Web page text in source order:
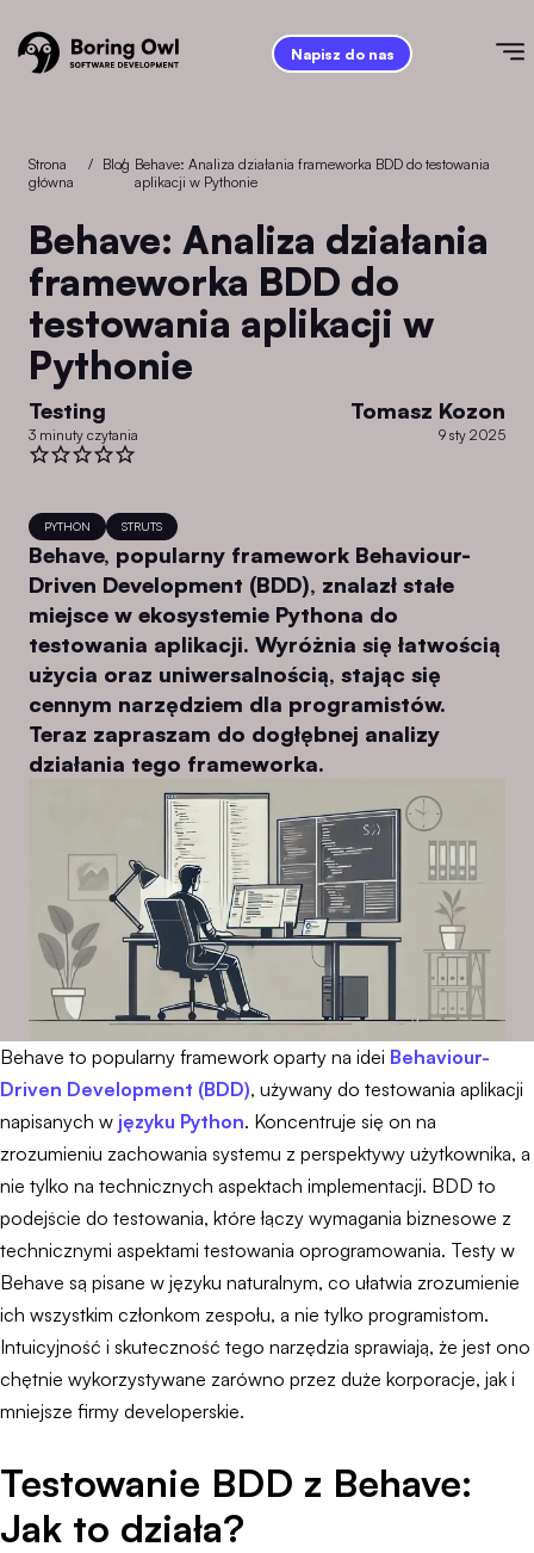
Napisz do nas
Strona
główna
/ Blog
/ Behave: Analiza działania frameworka BDD do testowania
aplikacji w Pythonie
Behave: Analiza działania
frameworka BDD do
testowania aplikacji w
Pythonie
Testing
3 minuty czytania
Tomasz Kozon
9 sty 2025
PYTHON STRUTS
Behave, popularny framework Behaviour-
Driven Development (BDD), znalazł stałe
miejsce w ekosystemie Pythona do
testowania aplikacji. Wyróżnia się łatwością
użycia oraz uniwersalnością, stając się
cennym narzędziem dla programistów.
Teraz zapraszam do dogłębnej analizy
działania tego frameworka.
Behave to popularny framework oparty na idei Behaviour-
Driven Development (BDD), używany do testowania aplikacji
napisanych w języku Python. Koncentruje się on na
zrozumieniu zachowania systemu z perspektywy użytkownika, a
nie tylko na technicznych aspektach implementacji. BDD to
podejście do testowania, które łączy wymagania biznesowe z
technicznymi aspektami testowania oprogramowania. Testy w
Behave są pisane w języku naturalnym, co ułatwia zrozumienie
ich wszystkim członkom zespołu, a nie tylko programistom.
Intuicyjność i skuteczność tego narzędzia sprawiają, że jest ono
chętnie wykorzystywane zarówno przez duże korporacje, jak i
mniejsze firmy developerskie.
Testowanie BDD z Behave:
Jak to działa?